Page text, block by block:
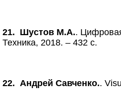
21. Шустов М.А..
Техника, 2018. – 432 с.
22. Андрей Савченко..